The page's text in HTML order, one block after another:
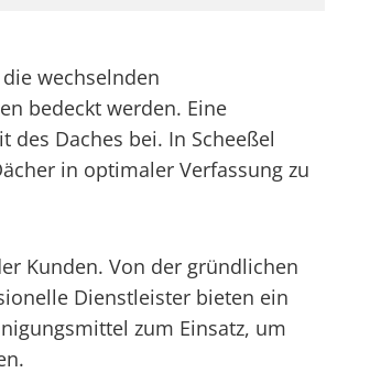
wechselnden
bedeckt werden. Eine
Daches bei. In Scheeßel
in optimaler Verfassung zu
Kunden. Von der gründlichen
Dienstleister bieten ein
zum Einsatz, um